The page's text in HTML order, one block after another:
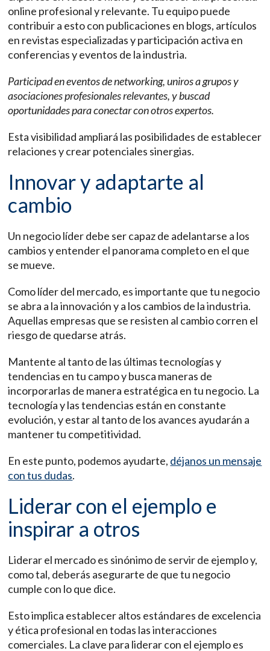
online profesional y relevante. Tu equipo puede
contribuir a esto con publicaciones en blogs, artículos
en revistas especializadas y participación activa en
conferencias y eventos de la industria.
Participad en eventos de networking, uniros a grupos y
asociaciones profesionales relevantes, y buscad
oportunidades para conectar con otros expertos.
Esta visibilidad ampliará las posibilidades de establecer
relaciones y crear potenciales sinergias.
Innovar y adaptarte al
cambio
Un negocio líder debe ser capaz de adelantarse a los
cambios y entender el panorama completo en el que
se mueve.
Como líder del mercado, es importante que tu negocio
se abra a la innovación y a los cambios de la industria.
Aquellas empresas que se resisten al cambio corren el
riesgo de quedarse atrás.
Mantente al tanto de las últimas tecnologías y
tendencias en tu campo y busca maneras de
incorporarlas de manera estratégica en tu negocio. La
tecnología y las tendencias están en constante
evolución, y estar al tanto de los avances ayudarán a
mantener tu competitividad.
En este punto, podemos ayudarte, déjanos un mensaje
con tus dudas.
Liderar con el ejemplo e
inspirar a otros
Liderar el mercado es sinónimo de servir de ejemplo y,
como tal, deberás asegurarte de que tu negocio
cumple con lo que dice.
Esto implica establecer altos estándares de excelencia
y ética profesional en todas las interacciones
comerciales. La clave para liderar con el ejemplo es